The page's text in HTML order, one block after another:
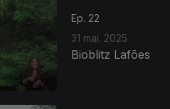
Ep. 22
31 mai. 2025
Bioblitz Lafões